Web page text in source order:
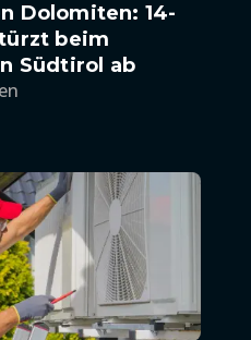
Dolomiten: 14-
beim
Südtirol ab